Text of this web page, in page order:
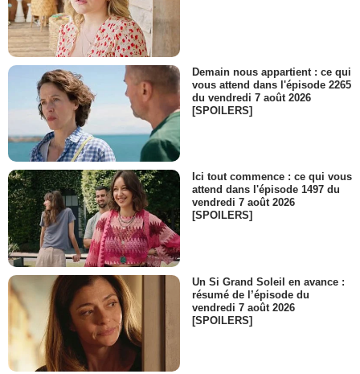
Demain nous appartient : ce qui
vous attend dans l'épisode 2265
du vendredi 7 août 2026
[SPOILERS]
Ici tout commence : ce qui vous
attend dans l'épisode 1497 du
vendredi 7 août 2026
[SPOILERS]
Un Si Grand Soleil en avance :
résumé de l’épisode du
vendredi 7 août 2026
[SPOILERS]